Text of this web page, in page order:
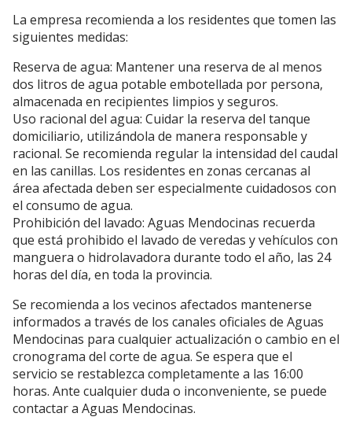
La empresa recomienda a los residentes que tomen las
siguientes medidas:
Reserva de agua: Mantener una reserva de al menos
dos litros de agua potable embotellada por persona,
almacenada en recipientes limpios y seguros.
Uso racional del agua: Cuidar la reserva del tanque
domiciliario, utilizándola de manera responsable y
racional. Se recomienda regular la intensidad del caudal
en las canillas. Los residentes en zonas cercanas al
área afectada deben ser especialmente cuidadosos con
el consumo de agua.
Prohibición del lavado: Aguas Mendocinas recuerda
que está prohibido el lavado de veredas y vehículos con
manguera o hidrolavadora durante todo el año, las 24
horas del día, en toda la provincia.
Se recomienda a los vecinos afectados mantenerse
informados a través de los canales oficiales de Aguas
Mendocinas para cualquier actualización o cambio en el
cronograma del corte de agua. Se espera que el
servicio se restablezca completamente a las 16:00
horas. Ante cualquier duda o inconveniente, se puede
contactar a Aguas Mendocinas.